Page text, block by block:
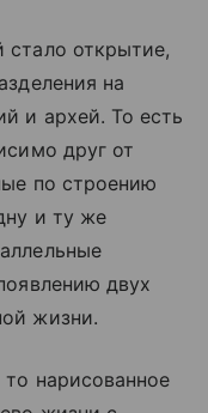
стало открытие,
на
и архей. То есть
друг от
по строению
и ту же
двух
жизни.
нарисованное